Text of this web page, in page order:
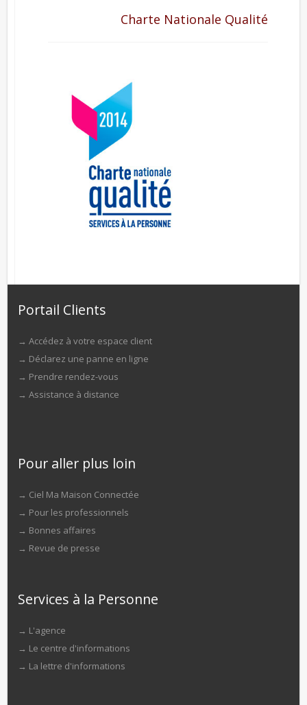
Charte Nationale Qualité
Portail Clients
→ Accédez à votre espace client
→ Déclarez une panne en ligne
→ Prendre rendez-vous
→ Assistance à distance
Pour aller plus loin
→ Ciel Ma Maison Connectée
→ Pour les professionnels
→ Bonnes affaires
→ Revue de presse
Services à la Personne
→ L'agence
→ Le centre d'informations
→ La lettre d'informations